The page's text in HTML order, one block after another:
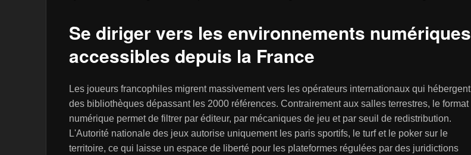
Se diriger vers les environnements numériques
accessibles depuis la France
Les joueurs francophiles migrent massivement vers les opérateurs internationaux qui hébergent
des bibliothèques dépassant les 2000 références. Contrairement aux salles terrestres, le format
numérique permet de filtrer par éditeur, par mécaniques de jeu et par seuil de redistribution.
L'Autorité nationale des jeux autorise uniquement les paris sportifs, le turf et le poker sur le
territoire, ce qui laisse un espace de liberté pour les plateformes régulées par des juridictions